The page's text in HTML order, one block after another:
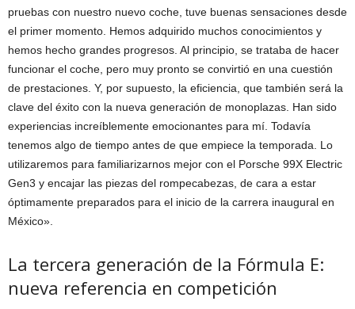
pruebas con nuestro nuevo coche, tuve buenas sensaciones desde
el primer momento. Hemos adquirido muchos conocimientos y
hemos hecho grandes progresos. Al principio, se trataba de hacer
funcionar el coche, pero muy pronto se convirtió en una cuestión
de prestaciones. Y, por supuesto, la eficiencia, que también será la
clave del éxito con la nueva generación de monoplazas. Han sido
experiencias increíblemente emocionantes para mí. Todavía
tenemos algo de tiempo antes de que empiece la temporada. Lo
utilizaremos para familiarizarnos mejor con el Porsche 99X Electric
Gen3 y encajar las piezas del rompecabezas, de cara a estar
óptimamente preparados para el inicio de la carrera inaugural en
México».
La tercera generación de la Fórmula E:
nueva referencia en competición